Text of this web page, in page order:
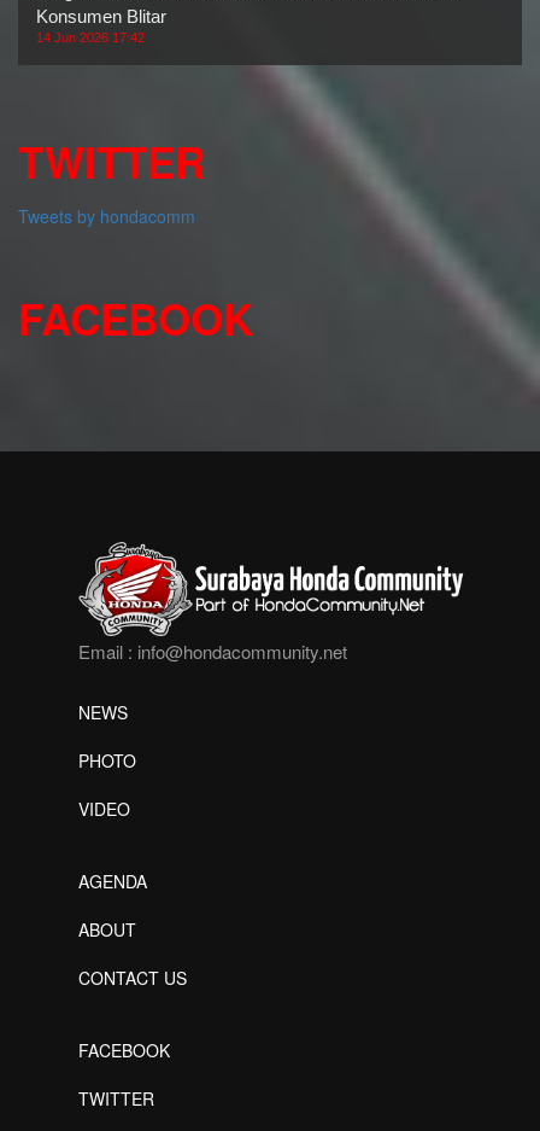
Konsumen Blitar
14 Jun 2026 17:42
TWITTER
Tweets by hondacomm
FACEBOOK
Email : info@hondacommunity.net
NEWS
PHOTO
VIDEO
AGENDA
ABOUT
CONTACT US
FACEBOOK
TWITTER